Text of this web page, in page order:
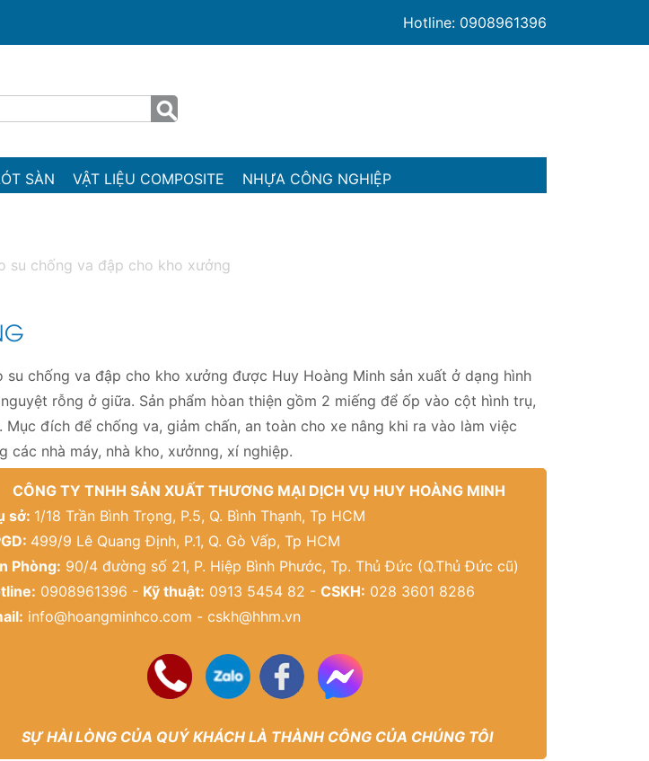
Hotline: 0908961396
SÀN VẬT LIỆU COMPOSITE NHỰA CÔNG NGHIỆP
su chống va đập cho kho xưởng
su chống va đập cho kho xưởng được Huy Hoàng Minh sản xuất ở dạng hình
rỗng ở giữa. Sản phẩm hòan thiện gồm 2 miếng để ốp vào cột hình trụ,
Mục đích để chống va, giảm chấn, an toàn cho xe nâng khi ra vào làm việc
các nhà máy, nhà kho, xưởnng, xí nghiệp.
CÔNG TY TNHH SẢN XUẤT THƯƠNG MẠI DỊCH VỤ HUY HOÀNG MINH
sở: 1/18 Trần Bình Trọng, P.5, Q. Bình Thạnh, Tp HCM
499/9 Lê Quang Định, P.1, Q. Gò Vấp, Tp HCM
Phòng: 90/4 đường số 21, P. Hiệp Bình Phước, Tp. Thủ Đức (Q.Thủ Đức cũ)
0908961396 - Kỹ thuật: 0913 5454 82 - CSKH: 028 3601 8286
info@hoangminhco.com - cskh@hhm.vn
SỰ HÀI LÒNG CỦA QUÝ KHÁCH LÀ THÀNH CÔNG CỦA CHÚNG TÔI